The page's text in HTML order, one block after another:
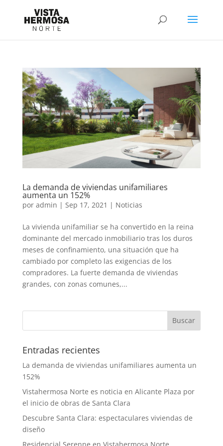
La demanda de viviendas unifamiliares
aumenta un 152%
por admin | Sep 17, 2021 | Noticias
La vivienda unifamiliar se ha convertido en la reina
dominante del mercado inmobiliario tras los duros
meses de confinamiento, una situación que ha
cambiado por completo las exigencias de los
compradores. La fuerte demanda de viviendas
grandes, con zonas comunes,...
Entradas recientes
La demanda de viviendas unifamiliares aumenta un
152%
Vistahermosa Norte es noticia en Alicante Plaza por
el inicio de obras de Santa Clara
Descubre Santa Clara: espectaculares viviendas de
diseño
Residencial Serenne en Vistahermosa Norte,